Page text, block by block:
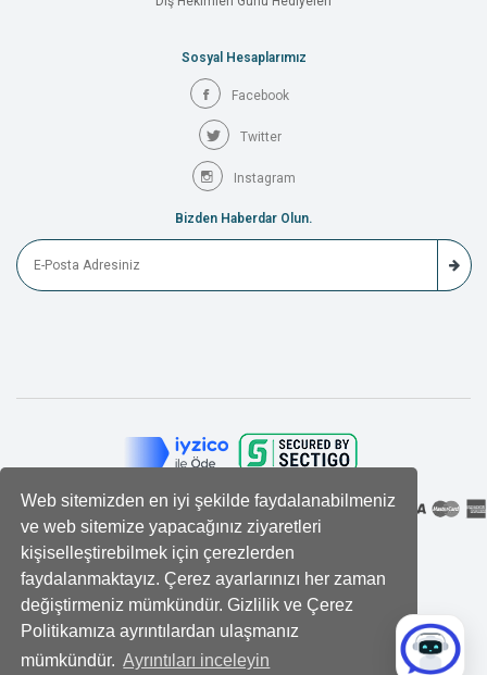
Web sitemizden en iyi şekilde faydalanabilmeniz
ve web sitemize yapacağınız ziyaretleri
kişiselleştirebilmek için çerezlerden
faydalanmaktayız. Çerez ayarlarınızı her zaman
değiştirmeniz mümkündür. Gizlilik ve Çerez
Politikamıza ayrıntılardan ulaşmanız
mümkündür. Ayrıntıları inceleyin
Sosyal Hesaplarımız
Facebook
Twitter
Instagram
Bizden Haberdar Olun.